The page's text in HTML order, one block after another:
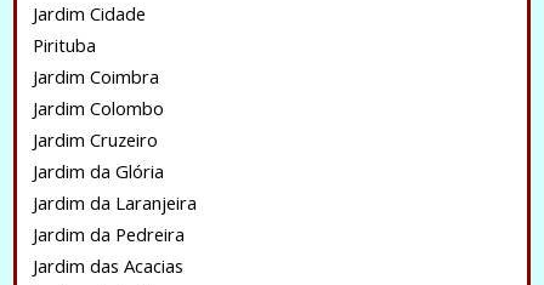
Jardim Cidade
Pirituba
Jardim Coimbra
Jardim Colombo
Jardim Cruzeiro
Jardim da Glória
Jardim da Laranjeira
Jardim da Pedreira
Jardim das Acacias